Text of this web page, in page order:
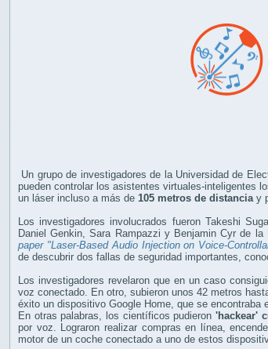
Un grupo de investigadores de la Universidad de
pueden controlar los asistentes virtuales-inteligentes
un láser incluso a más de 105 metros de distancia y
Los investigadores involucrados fueron Takeshi
Daniel Genkin, Sara Rampazzi y Benjamin Cyr de
paper "Laser-Based Audio Injection on Voice-
de descubrir dos fallas de seguridad importantes,
Los investigadores revelaron que en un caso
voz conectado. En otro, subieron unos 42 metros
éxito un dispositivo Google Home, que se
En otras palabras, los científicos pudieron 'hackear'
por voz. Lograron realizar compras en línea,
motor de un coche conectado a uno de estos